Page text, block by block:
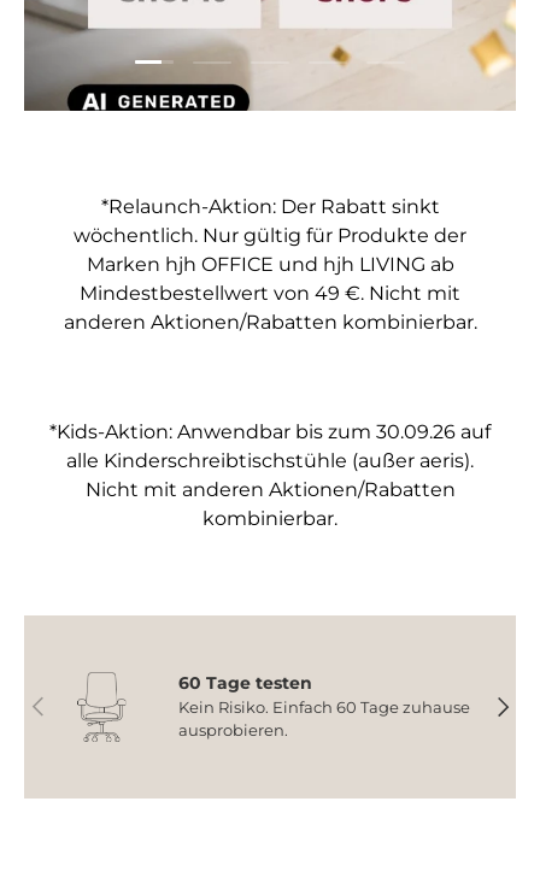
Folie laden 1 von 5
Folie laden 2 von 5
Folie laden 3 von 5
Folie laden 4 von 5
Folie laden 5
*Relaunch-Aktion: Der Rabatt sinkt
wöchentlich. Nur gültig für Produkte der
Marken hjh OFFICE und hjh LIVING ab
Mindestbestellwert von 49 €. Nicht mit
anderen Aktionen/Rabatten kombinierbar.
*Kids-Aktion: Anwendbar bis zum 30.09.26 auf
alle Kinderschreibtischstühle (außer aeris).
Nicht mit anderen Aktionen/Rabatten
kombinierbar.
Vorherige
60 Tage testen
Kein Risiko. Einfach 60 Tage zuhause
ausprobieren.